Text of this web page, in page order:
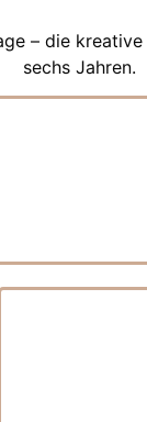
– die
sechs Jahren.